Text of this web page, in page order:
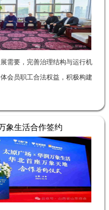
需要，完善治理结构与运行机
会员职工合法权益，积极构建
互利共赢、和谐稳定的劳动关
象生活合作签约